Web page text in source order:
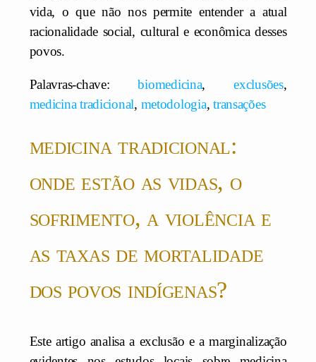
vida, o que não nos permite entender a atual
racionalidade social, cultural e econômica desses
povos.
Palavras-chave:biomedicina,exclusões,
medicina tradicional, metodologia,transações
medicina tradicional:
onde estão as vidas, o
sofrimento, a violência e
as taxas de mortalidade
dos povos indígenas?
Este artigo analisa a exclusão e a marginalização